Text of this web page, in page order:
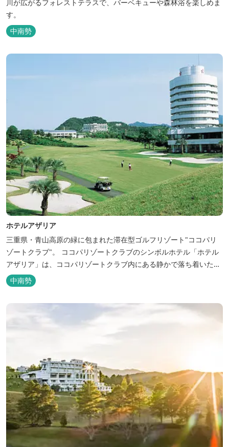
川が広がるフォレストテラスで、バーベキューや森林浴を楽しめま
す。
中南勢
ホテルアザリア
三重県・青山高原の緑に包まれた滞在型ゴルフリゾート"ココパリ
ゾートクラブ"。 ココパリゾートクラブのシンボルホテル「ホテル
アザリア」は、ココパリゾートクラブ内にある静かで落ち着いた雰
囲気の宿泊施設です。 円筒形の特徴ある建物には、ツインや和洋室
など多彩な客室を備え、窓からはリゾートの美しい景色が広がりま
す。 天然温泉の大浴場やサウナも完備しており、 ゴルフの後はも
ちろん、伊勢...
中南勢